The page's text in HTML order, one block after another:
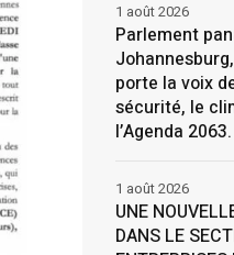
Parlement
porte la voix
sécurité, le
l’Agenda 2063.
1 août 2026
UNE
DANS LE
1 août 2026